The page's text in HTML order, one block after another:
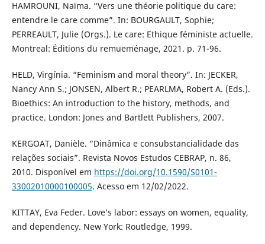
HAMROUNI, Naïma. “Vers une théorie politique du care:
entendre le care comme”. In: BOURGAULT, Sophie;
PERREAULT, Julie (Orgs.). Le care: Ethique féministe actuelle.
Montreal: Éditions du remueménage, 2021. p. 71-96.
HELD, Virgínia. “Feminism and moral theory”. In: JECKER,
Nancy Ann S.; JONSEN, Albert R.; PEARLMA, Robert A. (Eds.).
Bioethics: An introduction to the history, methods, and
practice. London: Jones and Bartlett Publishers, 2007.
KERGOAT, Danièle. “Dinâmica e consubstancialidade das
relações sociais”. Revista Novos Estudos CEBRAP, n. 86,
2010. Disponível em https://doi.org/10.1590/S0101-
33002010000100005. Acesso em 12/02/2022.
KITTAY, Eva Feder. Love’s labor: essays on women, equality,
and dependency. New York: Routledge, 1999.